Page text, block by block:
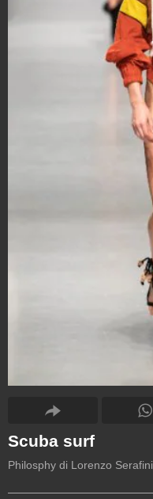
Scuba surf
Philosphy di Lorenzo Serafini